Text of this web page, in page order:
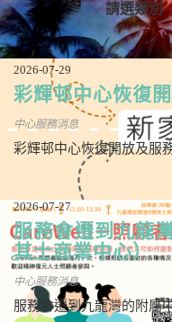
請選類別
2026-07-29
彩輝邨中心恢復
中心服務消息
彩輝邨中心恢復開放及服
2026-07-27
服務會遷到九龍
其士商業中心）
中心服務消息
服務會遷到九龍灣的附屬